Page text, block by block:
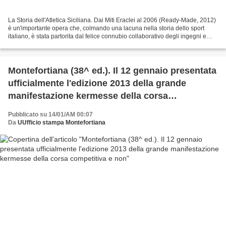
La Storia dell'Atletica Siciliana. Dai Miti Eraclei al 2006 (Ready-Made, 2012)
è un'importante opera che, colmando una lacuna nella storia dello sport
italiano, è stata partorita dal felice connubio collaborativo degli ingegni e
Montefortiana (38^ ed.). Il 12 gennaio presentata
ufficialmente l'edizione 2013 della grande
manifestazione kermesse della corsa
Pubblicato su 14/01/AM 00:07
Da UUfficio stampa Montefortiana